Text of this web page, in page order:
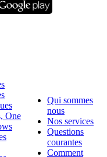
One
Qui sommes
nous
Nos services
Questions
courantes
Comment